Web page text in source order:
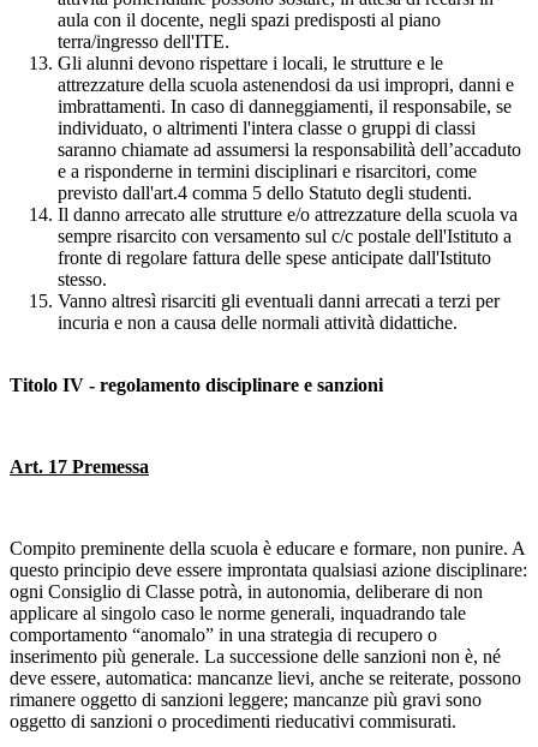
aula con il docente, negli spazi predisposti al piano
terra/ingresso dell'ITE.
Gli alunni devono rispettare i locali, le strutture e le
attrezzature della scuola astenendosi da usi impropri, danni e
imbrattamenti. In caso di danneggiamenti, il responsabile, se
individuato, o altrimenti l'intera classe o gruppi di classi
saranno chiamate ad assumersi la responsabilità dell’accaduto
e a risponderne in termini disciplinari e risarcitori, come
previsto dall'art.4 comma 5 dello Statuto degli studenti.
Il danno arrecato alle strutture e/o attrezzature della scuola va
sempre risarcito con versamento sul c/c postale dell'Istituto a
fronte di regolare fattura delle spese anticipate dall'Istituto
stesso.
Vanno altresì risarciti gli eventuali danni arrecati a terzi per
incuria e non a causa delle normali attività didattiche.
Titolo IV - regolamento disciplinare e sanzioni
Art. 17 Premessa
Compito preminente della scuola è educare e formare, non punire. A
questo principio deve essere improntata qualsiasi azione disciplinare:
ogni Consiglio di Classe potrà, in autonomia, deliberare di non
applicare al singolo caso le norme generali, inquadrando tale
comportamento “anomalo” in una strategia di recupero o
inserimento più generale. La successione delle sanzioni non è, né
deve essere, automatica: mancanze lievi, anche se reiterate, possono
rimanere oggetto di sanzioni leggere; mancanze più gravi sono
oggetto di sanzioni o procedimenti rieducativi commisurati.